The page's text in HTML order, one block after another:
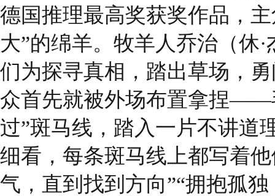
德国推理最高奖获奖作品，
大”的绵羊。牧羊人乔治（休
们为探寻真相，踏出草场，
众首先就被外场布置拿捏——
过”斑马线，踏入一片不讲道
细看，每条斑马线上都写着
气，直到找到方向”“拥抱孤